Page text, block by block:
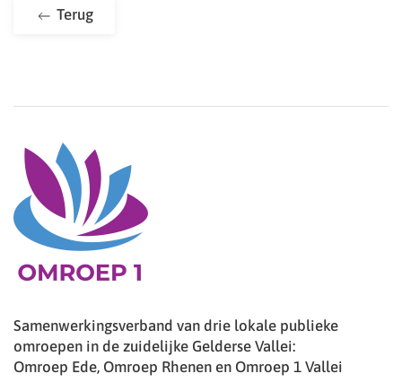
Terug
Samenwerkingsverband van drie lokale publieke
omroepen in de zuidelijke Gelderse Vallei:
Omroep Ede, Omroep Rhenen en Omroep 1 Vallei